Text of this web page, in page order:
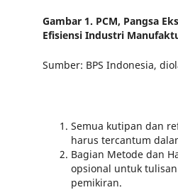
Gambar 1. PCM, Pangsa
Efisiensi Industri
Sumber: BPS Indonesia,
Semua kutipan dan
harus tercantum
Bagian Metode dan
opsional untuk
pemikiran.